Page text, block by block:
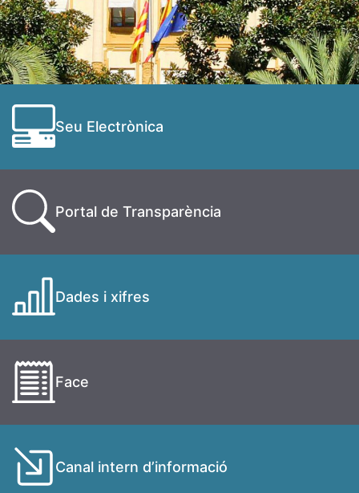
Seu Electrònica
Portal de Transparència
Dades i xifres
Face
Canal intern d’informació